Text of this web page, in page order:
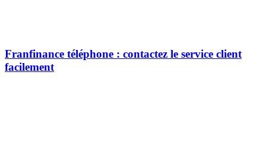
Franfinance téléphone : contactez le service client
facilement